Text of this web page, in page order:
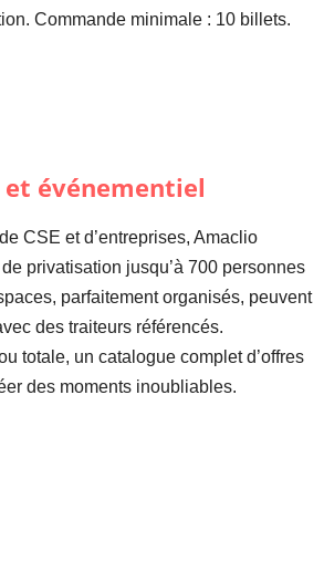
Commande minimale : 10 billets.
événementiel
CSE et d’entreprises, Amaclio
privatisation jusqu’à 700 personnes
parfaitement organisés, peuvent
des traiteurs référencés.
totale, un catalogue complet d’offres
des moments inoubliables.